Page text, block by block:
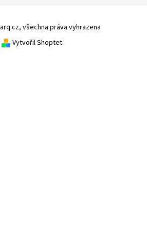
všechna práva vyhrazena
Vytvořil Shoptet